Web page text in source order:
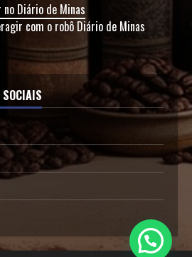
Diário de Minas
com o robô Diário de Minas